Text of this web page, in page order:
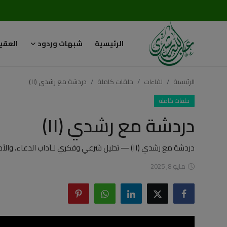
الرئيسية شبهات وردود
تسجيل
الدخول
شبهات وردود
العقيدة الإسلامية
رسائل مهمة
أحكام وفتاوى
الرئيسية لقاءات حلقات كاملة دردشة مع رشدي (١١)
حلقات كاملة
دردشة مع رشدي (١١)
دردشة مع رشدي (١١) — تحليل شرعي وفكري لـآداب الدعاء، والأحكام الشرعية، والحلال والحرام يستحقّ المتابعة
مايو 8, 2025